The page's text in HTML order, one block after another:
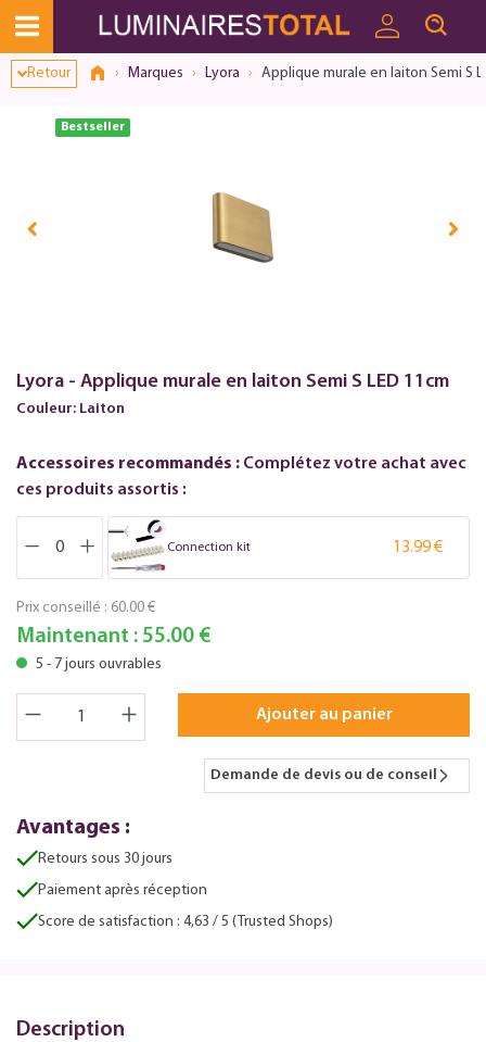
Retour Marques Lyora Applique murale en laiton Semi S
Bestseller
Lyora - Applique murale en laiton Semi S LED 11cm
Couleur: Laiton
Accessoires recommandés : Complétez votre achat avec
ces produits assortis :
Connection kit 13.99 €
Prix conseillé : 60.00 €
Maintenant : 55.00 €
5 - 7 jours ouvrables
Ajouter au panier
Demande de devis ou de conseil
Avantages :
Retours sous 30 jours
Paiement après réception
Score de satisfaction : 4,63 / 5 (Trusted Shops)
Description
Dialogue de consentement ouvert